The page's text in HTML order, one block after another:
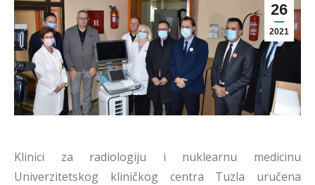
26
2021
Klinici za radiologiju i nuklearnu medicinu
Univerzitetskog kliničkog centra Tuzla uručena